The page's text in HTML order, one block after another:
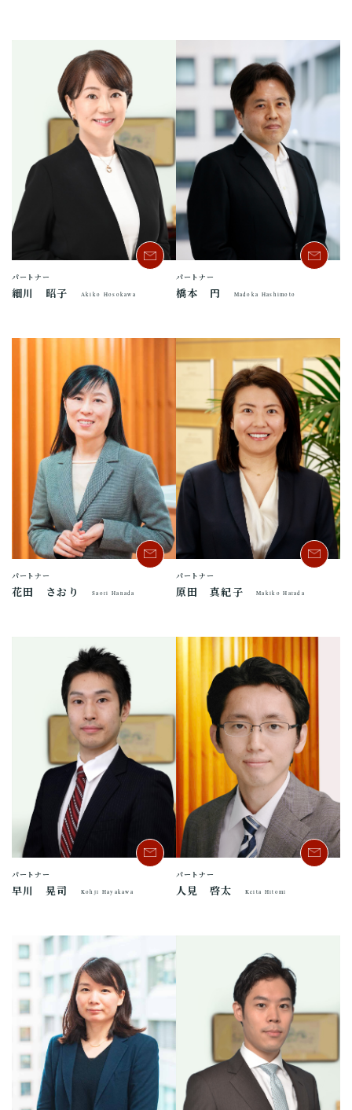
パートナー
細川 昭子 Akiko Hosokawa
パートナー
橋本 円 Madoka Hashimoto
パートナー
花田 さおり Saori Hanada
パートナー
原田 真紀子 Makiko Harada
パートナー
早川 晃司 Kohji Hayakawa
パートナー
人見 啓太 Keita Hitomi